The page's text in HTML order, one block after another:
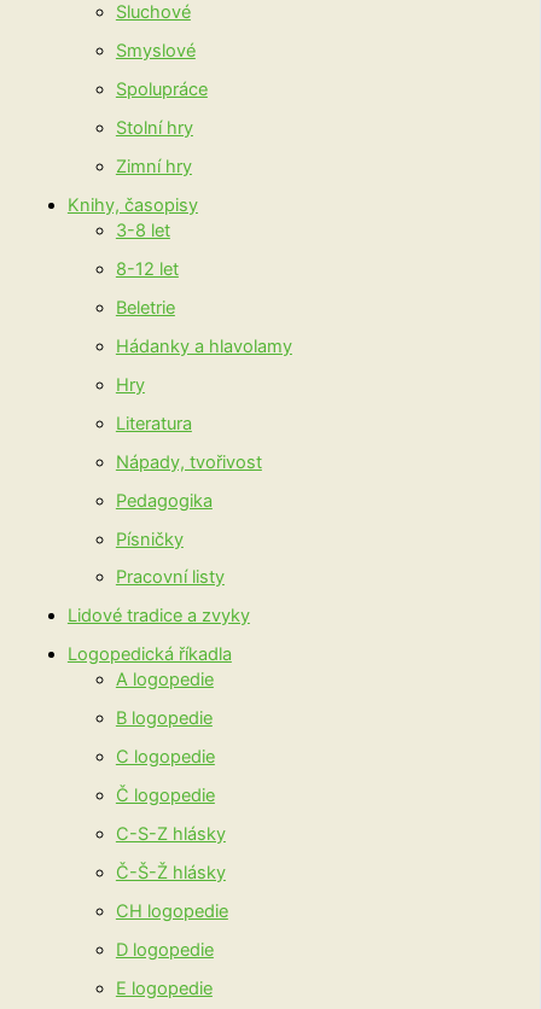
Sluchové
Smyslové
Spolupráce
Stolní hry
Zimní hry
Knihy, časopisy
3-8 let
8-12 let
Beletrie
Hádanky a hlavolamy
Hry
Literatura
Nápady, tvořivost
Pedagogika
Písničky
Pracovní listy
Lidové tradice a zvyky
Logopedická říkadla
A logopedie
B logopedie
C logopedie
Č logopedie
C-S-Z hlásky
Č-Š-Ž hlásky
CH logopedie
D logopedie
E logopedie